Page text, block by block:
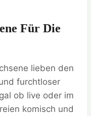
Für Die
lieben den
furchtloser
ob live oder im
komisch und